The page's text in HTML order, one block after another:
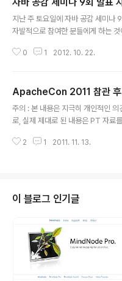
지난 주 토요일에 자바 공감 세미나
자발적으로 참여한 분들에게 하는
om/kwhudvwvksxo/useful-
0 1 2012. 10. 22.
ApacheCon 2011 참관 후
주의 : 본 내용은 지극히 개인적인
로, 실제 제대로 된 내용은 PT 자료
컨퍼런스에 참석하게 되었다. 올해
서 그들은 Committer들과 영어 잘
째이지만, 보통 동양사람들에게는
2 1 2011. 11. 13.
이 블로그 인기글